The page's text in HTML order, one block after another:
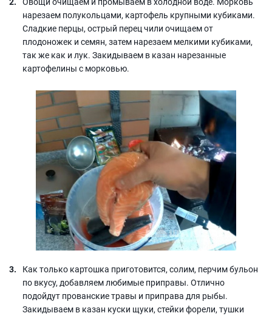
нарезаем полукольцами, картофель крупными кубиками.
Сладкие перцы, острый перец чили очищаем от
плодоножек и семян, затем нарезаем мелкими кубиками,
так же как и лук. Закидываем в казан нарезанные
картофелины с морковью.
Как только картошка приготовится, солим, перчим бульон
по вкусу, добавляем любимые приправы. Отлично
подойдут прованские травы и приправа для рыбы.
Закидываем в казан куски щуки, стейки форели, тушки